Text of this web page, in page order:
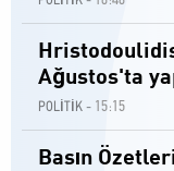
Ağustos'ta
POLİTİK - 15:15
Basın